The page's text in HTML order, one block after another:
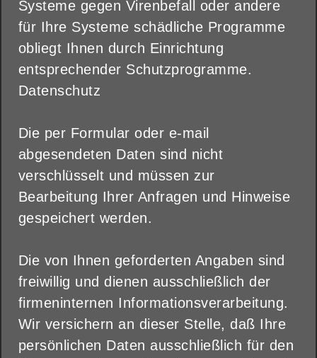
Systeme gegen Virenbefall oder andere
für Ihre Systeme schädliche Programme
obliegt Ihnen durch Einrichtung
entsprechender Schutzprogramme.
Datenschutz
Die per Formular oder e-mail
abgesendeten Daten sind nicht
verschlüsselt und müssen zur
Bearbeitung Ihrer Anfragen und Hinweise
gespeichert werden.
Die von Ihnen geforderten Angaben sind
freiwillig und dienen ausschließlich der
firmeninternen Informationsverarbeitung.
Wir versichern an dieser Stelle, daß Ihre
persönlichen Daten ausschließlich für den